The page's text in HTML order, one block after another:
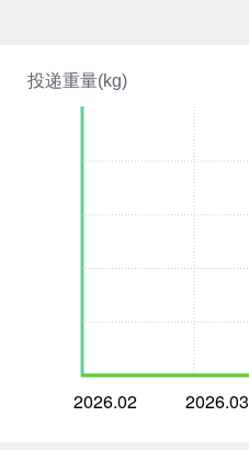
投递重量(kg)
2026.02 2026.03